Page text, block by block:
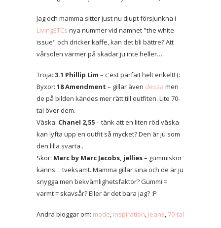
Jag och mamma sitter just nu djupt försjunkna i
LivingETCs nya nummer vid namnet "the white
issue" och dricker kaffe, kan det bli bättre? Att
vårsolen värmer på skadar ju inte heller…
Tröja: 3.1 Phillip Lim – c'est parfait helt enkelt! (:
Byxor: 18 Amendment – gillar även dessa men
de på bilden kändes mer rätt till outfiten. Lite 70-
tal över dem.
Väska: Chanel 2,55– tänk att en liten röd väska
kan lyfta upp en outfit så mycket? Den är ju som
den lilla svarta..
Skor: Marc by Marc Jacobs, jellies– gummiskor
känns… tveksamt. Mamma gillar sina och de är ju
snygga men bekvämlighetsfaktor? Gummi =
varmt = skavsår? Eller är det bara jag? :P
Andra bloggar om: mode inspiration jeans 70-tal